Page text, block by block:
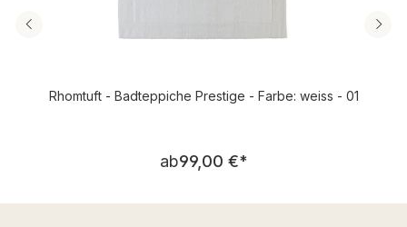
Rhomtuft - Badteppiche Prestige - Farbe: weiss - 01
Regulärer Preis:
ab99,00 €*